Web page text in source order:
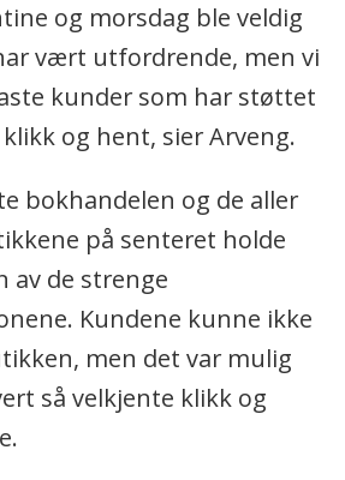
og morsdag ble veldig
vært utfordrende, men vi
kunder som har støttet
og hent, sier Arveng.
bokhandelen og de aller
på senteret holde
av de strenge
Kundene kunne ikke
men det var mulig
så velkjente klikk og